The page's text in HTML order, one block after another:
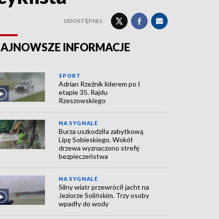
UDOSTĘPNIJ:
INFORMACJE
SPORT
Adrian Rzeźnik liderem po I
etapie 35. Rajdu
Rzeszowskiego
NA SYGNALE
Burza uszkodziła zabytkową
Lipę Sobieskiego. Wokół
drzewa wyznaczono strefę
bezpieczeństwa
NA SYGNALE
Silny wiatr przewrócił jacht na
Jeziorze Solińskim. Trzy osoby
wpadły do wody